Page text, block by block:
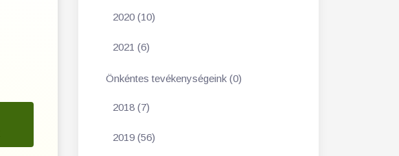
2020 (10)
2021 (6)
Önkéntes tevékenységeink (0)
2018 (7)
2019 (56)